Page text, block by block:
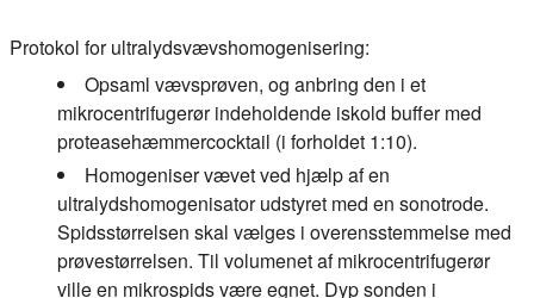
Protokol for ultralydsvævshomogenisering:
Opsaml vævsprøven, og anbring den i et
mikrocentrifugerør indeholdende iskold buffer med
proteasehæmmercocktail (i forholdet 1:10).
Homogeniser vævet ved hjælp af en
ultralydshomogenisator udstyret med en sonotrode.
Spidsstørrelsen skal vælges i overensstemmelse med
prøvestørrelsen. Til volumenet af mikrocentrifugerør
ville en mikrospids være egnet. Dyp sonden i